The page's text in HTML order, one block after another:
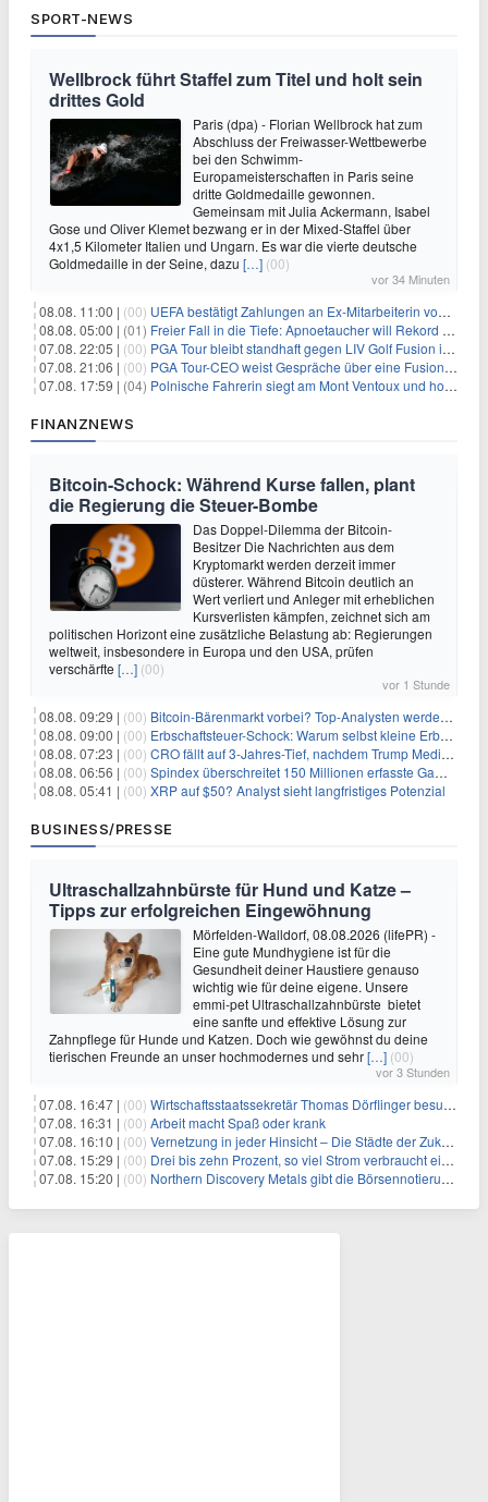
SPORT-NEWS
Wellbrock führt Staffel zum Titel und holt sein
drittes Gold
Paris (dpa) - Florian Wellbrock hat zum
Abschluss der Freiwasser-Wettbewerbe
bei den Schwimm-
Europameisterschaften in Paris seine
dritte Goldmedaille gewonnen.
Gemeinsam mit Julia Ackermann, Isabel
Gose und Oliver Klemet bezwang er in der Mixed-Staffel über
4x1,5 Kilometer Italien und Ungarn. Es war die vierte deutsche
Goldmedaille in der Seine, dazu […] (00)
vor 34 Minuten
08.08. 11:00 | (00) UEFA bestätigt Zahlungen an Ex-Mitarbeiterin von Infantino
08.08. 05:00 | (01) Freier Fall in die Tiefe: Apnoetaucher will Rekord brechen
07.08. 22:05 | (00) PGA Tour bleibt standhaft gegen LIV Golf Fusion in einem sich wandelnden Sportumfeld
07.08. 21:06 | (00) PGA Tour-CEO weist Gespräche über eine Fusion mit LIV Golf zurück und bekräftigt die Wettbewerbslandschaft
07.08. 17:59 | (04) Polnische Fahrerin siegt am Mont Ventoux und holt Tour-Gelb
FINANZNEWS
Bitcoin-Schock: Während Kurse fallen, plant
die Regierung die Steuer-Bombe
Das Doppel-Dilemma der Bitcoin-
Besitzer Die Nachrichten aus dem
Kryptomarkt werden derzeit immer
düsterer. Während Bitcoin deutlich an
Wert verliert und Anleger mit erheblichen
Kursverlisten kämpfen, zeichnet sich am
politischen Horizont eine zusätzliche Belastung ab: Regierungen
weltweit, insbesondere in Europa und den USA, prüfen
verschärfte […] (00)
vor 1 Stunde
08.08. 09:29 | (00) Bitcoin-Bärenmarkt vorbei? Top-Analysten werden optimistisch, aber die Geschichte sagt etwas anderes
08.08. 09:00 | (00) Erbschaftsteuer-Schock: Warum selbst kleine Erbschaften den Fiskus Millionen kosten
08.08. 07:23 | (00) CRO fällt auf 3-Jahres-Tief, nachdem Trump Media zwei große Crypto.com-Deals storniert
08.08. 06:56 | (00) Spindex überschreitet 150 Millionen erfasste Gaming-Ereignisse in Echtzeit-Datenpipeline
08.08. 05:41 | (00) XRP auf $50? Analyst sieht langfristiges Potenzial
BUSINESS/PRESSE
Ultraschallzahnbürste für Hund und Katze –
Tipps zur erfolgreichen Eingewöhnung
Mörfelden-Walldorf, 08.08.2026 (lifePR) -
Eine gute Mundhygiene ist für die
Gesundheit deiner Haustiere genauso
wichtig wie für deine eigene. Unsere
emmi-pet Ultraschallzahnbürste bietet
eine sanfte und effektive Lösung zur
Zahnpflege für Hunde und Katzen. Doch wie gewöhnst du deine
tierischen Freunde an unser hochmodernes und sehr[…] (00)
vor 3 Stunden
07.08. 16:47 | (00) Wirtschaftsstaatssekretär Thomas Dörflinger besucht Handwerksbetrieb im Kammerbezirk Freiburg
07.08. 16:31 | (00) Arbeit macht Spaß oder krank
07.08. 16:10 | (00) Vernetzung in jeder Hinsicht – Die Städte der Zukunft sind grün-blau
07.08. 15:29 | (00) Drei bis zehn Prozent, so viel Strom verbraucht ein Aufzug im Gebäude
07.08. 15:20 | (00) Northern Discovery Metals gibt die Börsennotierung an der Frankfurter Wertpapierbörse bekannt